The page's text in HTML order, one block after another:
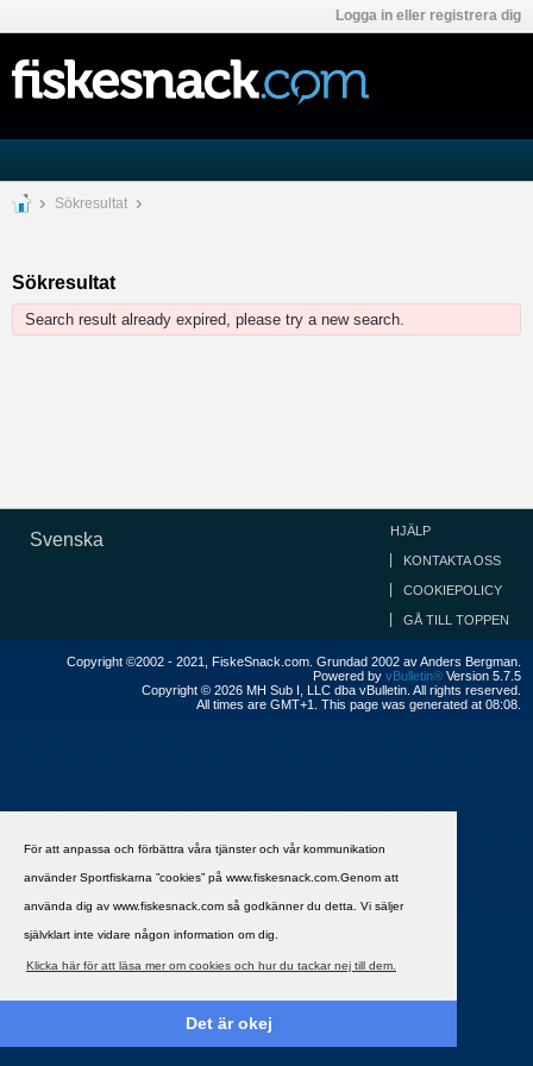
För att anpassa och förbättra våra tjänster och vår kommunikation
använder Sportfiskarna ”cookies” på www.fiskesnack.com.Genom att
använda dig av www.fiskesnack.com så godkänner du detta. Vi säljer
självklart inte vidare någon information om dig.
Klicka här för att läsa mer om cookies och hur du tackar nej till dem.
Det är okej
Logga in eller registrera dig
Sökresultat
Sökresultat
Search result already expired, please try a new search.
Svenska HJÄLP
KONTAKTA OSS
COOKIEPOLICY
GÅ TILL TOPPEN
Copyright ©2002 - 2021, FiskeSnack.com. Grundad 2002 av Anders Bergman.
Powered by vBulletin® Version 5.7.5
Copyright © 2026 MH Sub I, LLC dba vBulletin. All rights reserved.
All times are GMT+1. This page was generated at 08:08.